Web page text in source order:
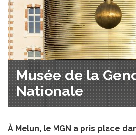
Musée de la
Nationale
À Melun, le MGN a pris place